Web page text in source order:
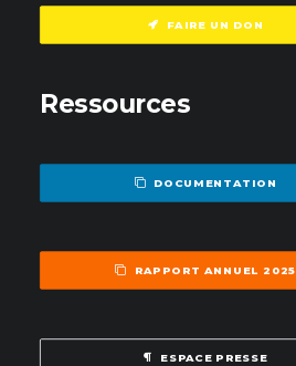
FAIRE UN DON
Ressources
DOCUMENTATION
RAPPORT ANNUEL 2025
ESPACE PRESSE